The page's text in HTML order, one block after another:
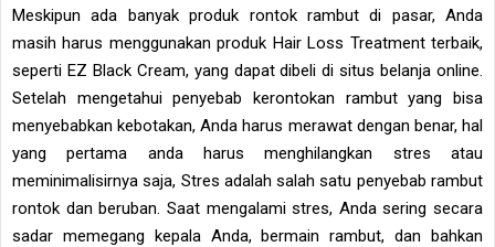
Meskipun ada banyak produk rontok rambut di pasar, Anda
masih harus menggunakan produk Hair Loss Treatment terbaik,
seperti EZ Black Cream, yang dapat dibeli di situs belanja online.
Setelah mengetahui penyebab kerontokan rambut yang bisa
menyebabkan kebotakan, Anda harus merawat dengan benar, hal
yang pertama anda harus menghilangkan stres atau
meminimalisirnya saja, Stres adalah salah satu penyebab rambut
rontok dan beruban. Saat mengalami stres, Anda sering secara
sadar memegang kepala Anda, bermain rambut, dan bahkan